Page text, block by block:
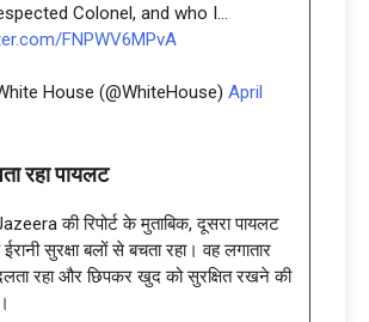
Colonel, and who I…
FNPWV6MPvA
House (@WhiteHouse) April
रहा पायलट
की रिपोर्ट के मुताबिक, दूसरा पायलट
सुरक्षा बलों से बचता रहा। वह लगातार
रहा और छिपकर खुद को सुरक्षित रखने की